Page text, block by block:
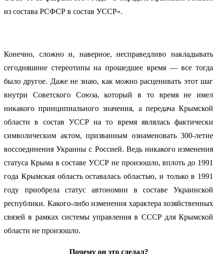
из состава РСФСР в состав УССР».
Конечно, сложно и, наверное, несправедливо накладывать
сегодняшние стереотипы на прошедшее время — все тогда
было другое. Даже не знаю, как можно расценивать этот шаг
внутри Советского Союза, который в то время не имел
никакого принципиального значения, а передача Крымской
области в состав УССР на то время являлась фактически
символическим актом, призванным ознаменовать 300-летие
воссоединения Украины с Россией. Ведь никакого изменения
статуса Крыма в составе УССР не произошло, вплоть до 1991
года Крымская область оставалась областью, и только в 1991
году приобрела статус автономии в составе Украинской
республики. Какого-либо изменения характера хозяйственных
связей в рамках системы управления в СССР для Крымской
области не произошло.
Почему он это сделал?